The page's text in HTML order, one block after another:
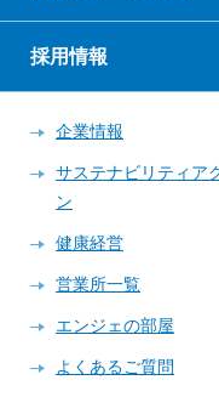
採用情報
企業情報
サステナビリティア
ン
健康経営
営業所一覧
エンジェの部屋
よくあるご質問